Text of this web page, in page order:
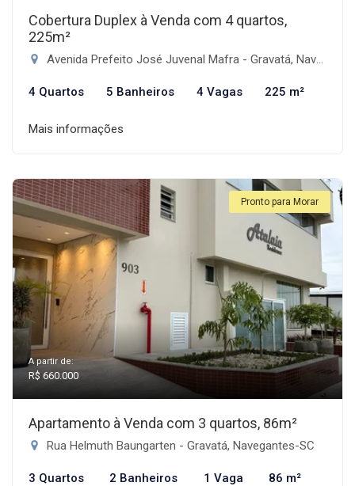
Cobertura Duplex à Venda com 4 quartos,
225m²
Avenida Prefeito José Juvenal Mafra - Gravatá, Navegantes-SC
4 Quartos 5 Banheiros 4 Vagas 225 m²
Mais informações
Pronto para Morar
A partir de:
R$ 660.000
Apartamento à Venda com 3 quartos, 86m²
Rua Helmuth Baungarten - Gravatá, Navegantes-SC
3 Quartos 2 Banheiros 1 Vaga 86 m²